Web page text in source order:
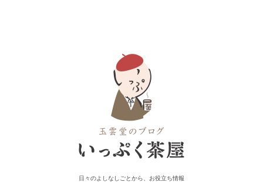
日々のよしなしごとから、お役立ち情報